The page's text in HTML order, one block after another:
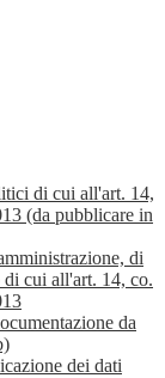
di cui all'art. 14,
(da pubblicare in
di
cui all'art. 14, co.
da
dei dati